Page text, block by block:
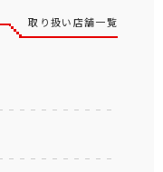
取り扱い店舗一覧